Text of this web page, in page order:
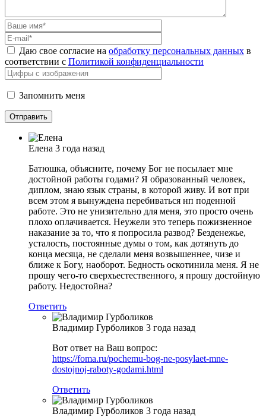
Даю свое согласие на обработку персональных данных в
соответствии с Политикой конфиденциальности
Запомнить меня
Елена 3 года назад
Батюшка, объясните, почему Бог не посылает мне
достойной работы годами? Я образованный человек,
диплом, знаю язык страны, в которой живу. И вот при
всем этом я вынуждена перебиваться нп поденной
работе. Это не унизительно для меня, это просто очень
плохо оплачивается. Неужели это теперь пожизненное
наказание за то, что я попросила развод? Безденежье,
усталость, постоянные думы о том, как дотянуть до
конца месяца, не сделали меня возвышеннее, чизе и
ближе к Богу, наоборот. Бедность оскотинила меня. Я не
прошу чего-то сверхъестественного, я прошу достойную
работу. Недостойна?
Ответить
Владимир Гурболиков 3 года назад
Вот ответ на Ваш вопрос:
https://foma.ru/pochemu-bog-ne-posylaet-mne-
dostojnoj-raboty-godami.html
Ответить
Владимир Гурболиков 3 года назад